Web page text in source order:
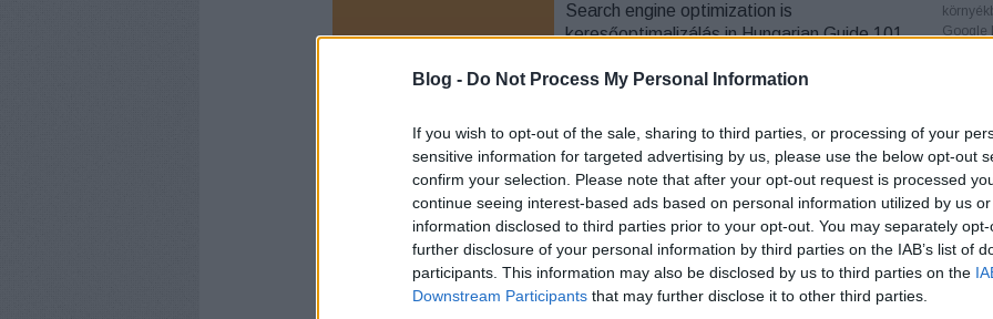
Blog - Do Not Process My Personal Information
If you wish to opt-out of the sale, sharing to third parties, or processing of your
sensitive information for targeted advertising by us, please use the below opt-out
confirm your selection. Please note that after your opt-out request is processed
continue seeing interest-based ads based on personal information utilized by us
information disclosed to third parties prior to your opt-out. You may separately
further disclosure of your personal information by third parties on the IAB’s list of
participants. This information may also be disclosed by us to third parties on the
Downstream Participants that may further disclose it to other third parties.
Search engine optimization is
keresőoptimalizálás in Hungarian Guide 101
keresőoptimalizálás in Hungarian basically
strategies to your website for improved
performance on search engine rankings.
SEO is a huge industry.Some…
TOVÁBB OLVASOM
Google
5.
8.
9.
10.